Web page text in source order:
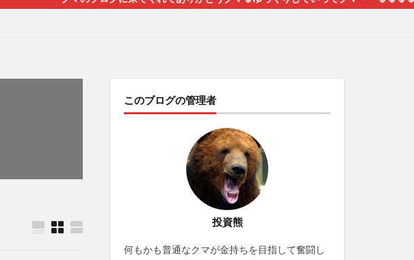
このブログの管理者
投資熊
何もかも普通なクマが金持ちを目指して奮闘し